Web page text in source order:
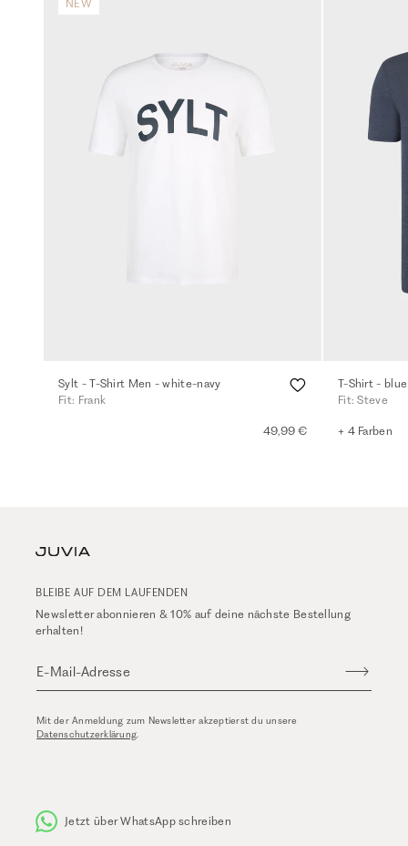
NEW
Sylt - T-Shirt Men - white-navy
Fit: Frank
49,99 €
T-Shirt -
Fit: Steve
+ 4 Farben
BLEIBE AUF DEM LAUFENDEN
Newsletter abonnieren & 10% auf deine nächste Bestellung
erhalten!
E-Mail-Adresse
Mit der Anmeldung zum Newsletter akzeptierst du unsere
Datenschutzerklärung.
Jetzt über WhatsApp schreiben